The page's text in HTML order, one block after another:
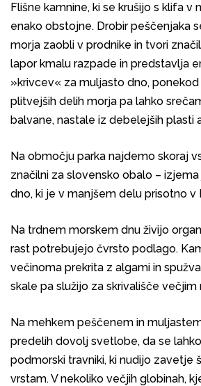
Flišne kamnine, ki se krušijo s klifa v
enako obstojne. Drobir peščenjaka
morja zaobli v prodnike in tvori
lapor kmalu razpade in predstavlja
»krivcev« za muljasto dno, ponekod
plitvejših delih morja pa lahko
balvane, nastale iz debelejših plasti
Na območju parka najdemo skoraj
značilni za slovensko obalo –
dno, ki je v manjšem delu prisotno v
Na trdnem morskem dnu živijo
rast potrebujejo čvrsto podlago.
večinoma prekrita z algami in
skale pa služijo za skrivališče večjim
Na mehkem peščenem in
predelih dovolj svetlobe, da se
podmorski travniki, ki nudijo zavetje
vrstam. V nekoliko večjih globinah,